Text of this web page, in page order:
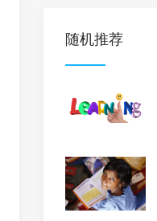
随机推荐